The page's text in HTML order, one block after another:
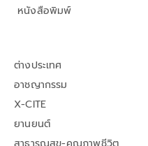
หนังสือพิมพ์
ต่างประเทศ
อาชญากรรม
X-CITE
ยานยนต์